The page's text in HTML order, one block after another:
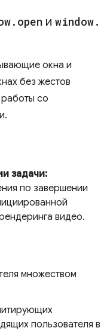
. open и window.
окна и
без жестов
со
задачи:
по завершении
видео.
множеством
пользователя в